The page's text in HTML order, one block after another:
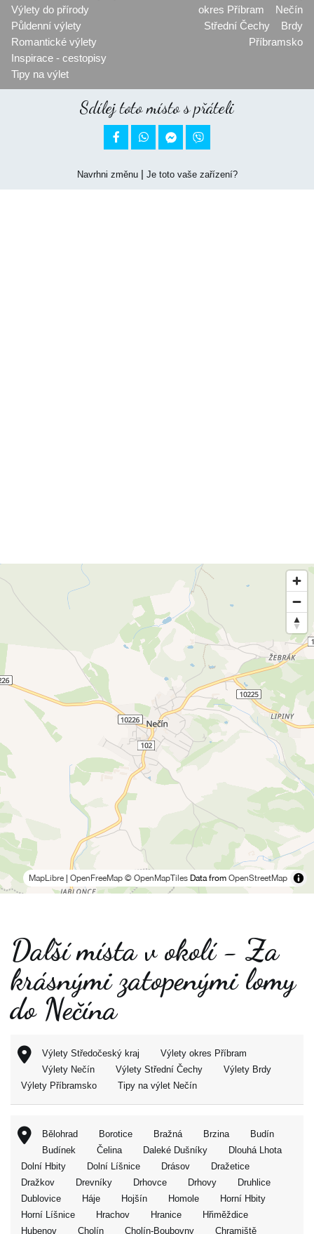
Výlety do přírody
Půldenní výlety
Romantické výlety
Inspirace - cestopisy
Tipy na výlet
okres Příbram
Nečín
Střední Čechy
Brdy
Příbramsko
Sdílej toto místo s přáteli
 
Navrhni změnu| Je toto vaše zařízení?
MapLibre OpenFreeMap © OpenMapTiles Data from OpenStreetMap
Další místa v okolí - Za
krásnými zatopenými lomy
do Nečína
Výlety Středočeský kraj
Výlety okres Příbram
Výlety Nečín
Výlety Střední Čechy
Výlety Brdy
Výlety Příbramsko
Tipy na výlet Nečín
Bělohrad Borotice Bražná Brzina
Budín
Budínek
Čelina Daleké Dušníky
Dlouhá Lhota
Dolní Hbity
Dolní Líšnice Drásov
Dražetice
Dražkov
Drevníky Drhovce Drhovy
Druhlice
Dublovice
Háje Hojšín Homole
Horní Hbity
Horní Líšnice
Hrachov Hranice
Hřiměždice
Hubenov
Cholín Cholín-Boubovny Chramiště